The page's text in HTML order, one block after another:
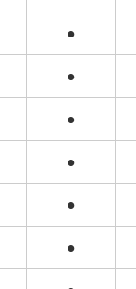
●
●
●
●
●
●